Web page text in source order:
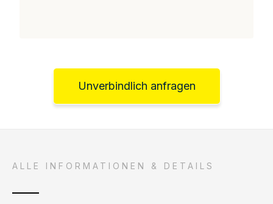
Unverbindlich anfragen
ALLE INFORMATIONEN & DETAILS